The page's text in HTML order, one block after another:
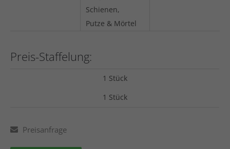
Schienen,
Putze & Mörtel
Preis-Staffelung:
1 Stück
1 Stück
Preisanfrage